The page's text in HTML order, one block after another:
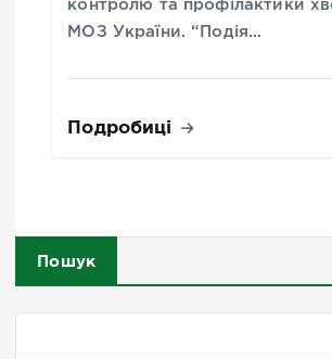
контролю та профілактики
МОЗ України. “Подія…
Подробиці
Пошук